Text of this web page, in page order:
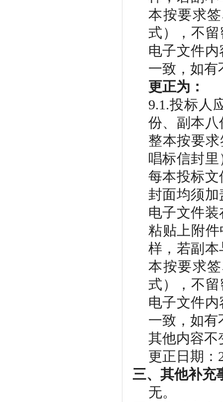
本按要求
式），不
电子文件
一致，如有
更正为：
9.1.投标人
份、副本
整本按要
唱标信封
每本投标
封面均须
电子文件
粘贴上附件
样，若副
本按要求
式），不
电子文件
一致，如有
其他内容不
更正日期：
三、其他补充
无。